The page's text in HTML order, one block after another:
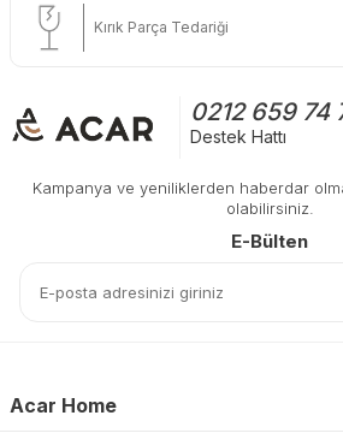
Kırık Parça Tedariği
0212 659 74
Destek Hattı
Kampanya ve yeniliklerden haberdar
olabilirsiniz.
E-Bülten
Acar Home